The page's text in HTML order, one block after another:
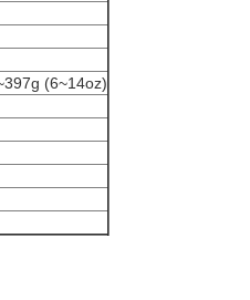
(6~14oz)